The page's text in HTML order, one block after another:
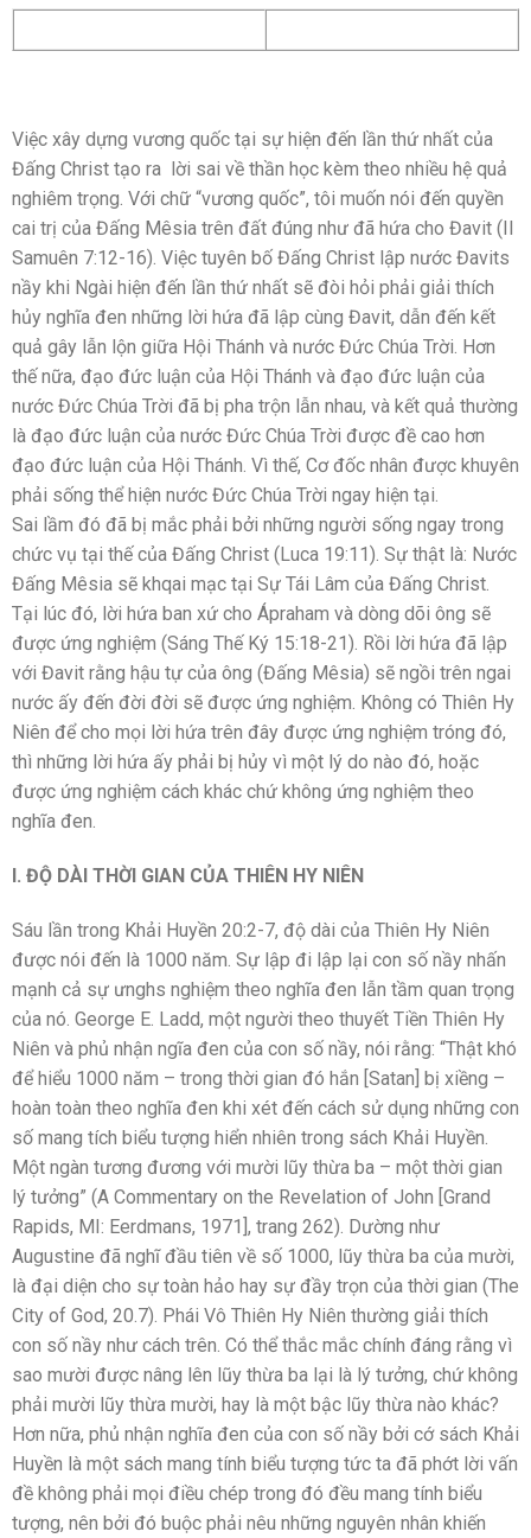
Việc xây dựng vương quốc tại sự hiện đến lần thứ nhất của
Đấng Christ tạo ra lời sai về thần học kèm theo nhiều hệ quả
nghiêm trọng. Với chữ “vương quốc”, tôi muốn nói đến quyền
cai trị của Đấng Mêsia trên đất đúng như đã hứa cho Đavit (II
Samuên 7:12-16). Việc tuyên bố Đấng Christ lập nước Đavits
nầy khi Ngài hiện đến lần thứ nhất sẽ đòi hỏi phải giải thích
hủy nghĩa đen những lời hứa đã lập cùng Đavit, dẫn đến kết
quả gây lẫn lộn giữa Hội Thánh và nước Đức Chúa Trời. Hơn
thế nữa, đạo đức luận của Hội Thánh và đạo đức luận của
nước Đức Chúa Trời đã bị pha trộn lẫn nhau, và kết quả thường
là đạo đức luận của nước Đức Chúa Trời được đề cao hơn
đạo đức luận của Hội Thánh. Vì thế, Cơ đốc nhân được khuyên
phải sống thể hiện nước Đức Chúa Trời ngay hiện tại.
Sai lầm đó đã bị mắc phải bởi những người sống ngay trong
chức vụ tại thế của Đấng Christ (Luca 19:11). Sự thật là: Nước
Đấng Mêsia sẽ khqai mạc tại Sự Tái Lâm của Đấng Christ.
Tại lúc đó, lời hứa ban xứ cho Ápraham và dòng dõi ông sẽ
được ứng nghiệm (Sáng Thế Ký 15:18-21). Rồi lời hứa đã lập
với Đavit rằng hậu tự của ông (Đấng Mêsia) sẽ ngồi trên ngai
nước ấy đến đời đời sẽ được ứng nghiệm. Không có Thiên Hy
Niên để cho mọi lời hứa trên đây được ứng nghiệm tróng đó,
thì những lời hứa ấy phải bị hủy vì một lý do nào đó, hoặc
được ứng nghiệm cách khác chứ không ứng nghiệm theo
nghĩa đen.
I. ĐỘ DÀI THỜI GIAN CỦA THIÊN HY NIÊN
Sáu lần trong Khải Huyền 20:2-7, độ dài của Thiên Hy Niên
được nói đến là 1000 năm. Sự lập đi lập lại con số nầy nhấn
mạnh cả sự ưnghs nghiệm theo nghĩa đen lẫn tầm quan trọng
của nó. George E. Ladd, một người theo thuyết Tiền Thiên Hy
Niên và phủ nhận ngĩa đen của con số nầy, nói rằng: “Thật khó
để hiểu 1000 năm – trong thời gian đó hắn [Satan] bị xiềng –
hoàn toàn theo nghĩa đen khi xét đến cách sử dụng những con
số mang tích biểu tượng hiển nhiên trong sách Khải Huyền.
Một ngàn tương đương với mười lũy thừa ba – một thời gian
lý tưởng” (A Commentary on the Revelation of John [Grand
Rapids, MI: Eerdmans, 1971], trang 262). Dường như
Augustine đã nghĩ đầu tiên về số 1000, lũy thừa ba của mười,
là đại diện cho sự toàn hảo hay sự đầy trọn của thời gian (The
City of God, 20.7). Phái Vô Thiên Hy Niên thường giải thích
con số nầy như cách trên. Có thể thắc mắc chính đáng rằng vì
sao mười được nâng lên lũy thừa ba lại là lý tưởng, chứ không
phải mười lũy thừa mười, hay là một bậc lũy thừa nào khác?
Hơn nữa, phủ nhận nghĩa đen của con số nầy bởi cớ sách Khải
Huyền là một sách mang tính biểu tượng tức ta đã phớt lời vấn
đề không phải mọi điều chép trong đó đều mang tính biểu
tượng, nên bởi đó buộc phải nêu những nguyên nhân khiến